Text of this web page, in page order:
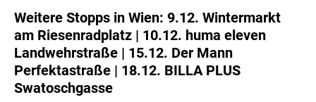
BARFLY'S CLUB
SPORTS MEDIA AUSTRIA
CULINARIUS
RECYCLEMICH-INITIATIVE
VIER HOCH VIER
Weitere Stopps in Wien: 9.12. Wintermarkt
am Riesenradplatz | 10.12. huma eleven
Landwehrstraße | 15.12. Der Mann
Perfektastraße | 18.12. BILLA PLUS
Swatoschgasse